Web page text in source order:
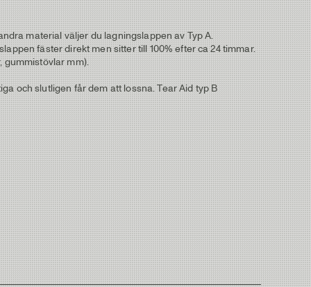
material väljer du lagningslappen av Typ A.
fäster direkt men sitter till 100% efter ca 24 timmar.
gummistövlar mm).
och slutligen får dem att lossna. Tear Aid typ B